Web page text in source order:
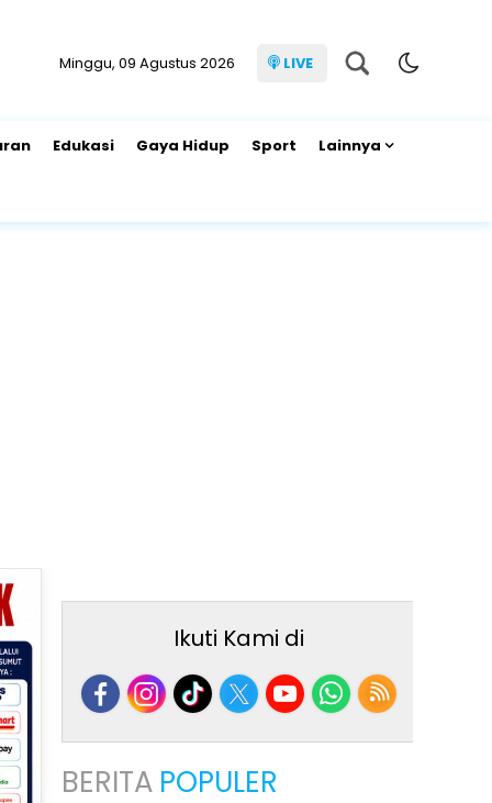
Minggu, 09 Agustus 2026 LIVE
Edukasi Gaya Hidup Sport Lainnya
Ikuti Kami di
BERITA POPULER